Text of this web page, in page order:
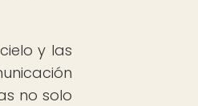
y las
no solo